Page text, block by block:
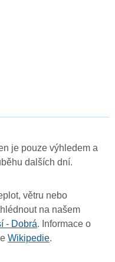
je pouze výhledem a
dalších dní.
větru nebo
na našem
- Dobrá. Informace o
Wikipedie.